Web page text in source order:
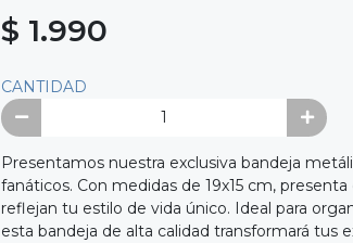
$ 1.990
CANTIDAD
Presentamos nuestra exclusiva bandeja
fanáticos. Con medidas de 19x15 cm,
reflejan tu estilo de vida único. Ideal para
esta bandeja de alta calidad transformará tus